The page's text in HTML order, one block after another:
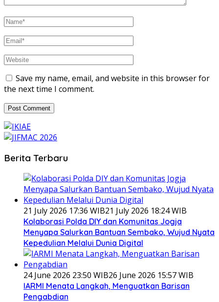
Save my name, email, and website in this browser for
the next time I comment.
Berita Terbaru
21 July 2026 17:36 WIB21 July 2026 18:24 WIB
Kolaborasi Polda DIY dan Komunitas Jogja
Menyapa Salurkan Bantuan Sembako, Wujud Nyata
Kepedulian Melalui Dunia Digital
24 June 2026 23:50 WIB26 June 2026 15:57 WIB
IARMI Menata Langkah, Menguatkan Barisan
Pengabdian